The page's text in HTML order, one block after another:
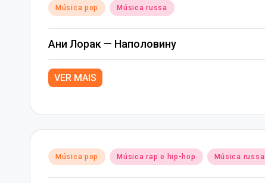
Posted
Música pop Música russa
Ани Лорак — Наполовину
VER MAIS
Posted
Música pop Música rap e hip-hop Música russa